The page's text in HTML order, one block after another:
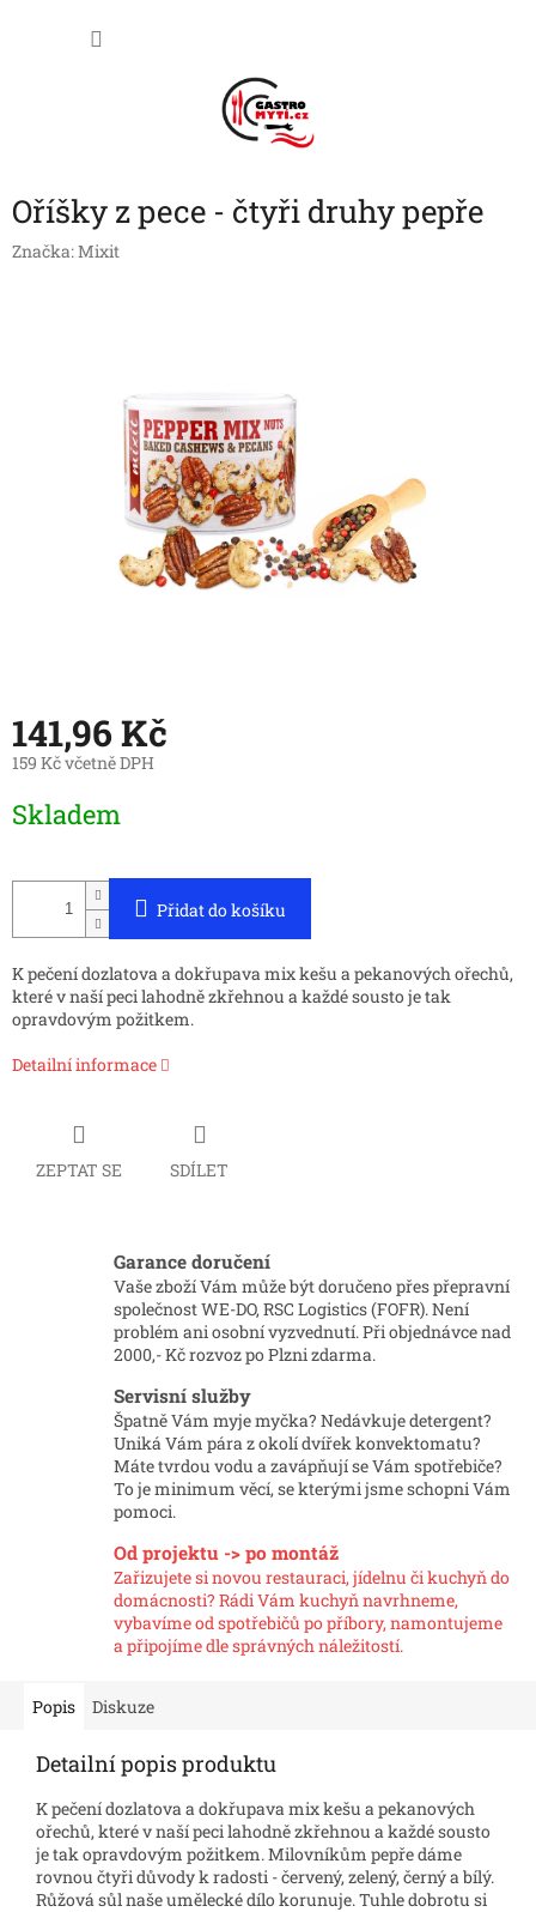
Oříšky z pece - čtyři druhy pepře
Značka:Mixit
141,96 Kč
159 Kč včetně DPH
cena:
Skladem
Přidat do košíku
K pečení dozlatova a dokřupava mix kešu a pekanových ořechů,
které v naší peci lahodně zkřehnou a každé sousto je tak
opravdovým požitkem.
Detailní informace
ZEPTAT SE SDÍLET
Garance doručení
Vaše zboží Vám může být doručeno přes přepravní
společnost WE-DO, RSC Logistics (FOFR). Není
problém ani osobní vyzvednutí. Při objednávce nad
2000,- Kč rozvoz po Plzni zdarma.
Servisní služby
Špatně Vám myje myčka? Nedávkuje detergent?
Uniká Vám pára z okolí dvířek konvektomatu?
Máte tvrdou vodu a zavápňují se Vám spotřebiče?
To je minimum věcí, se kterými jsme schopni Vám
pomoci.
Od projektu -> po montáž
Zařizujete si novou restauraci, jídelnu či kuchyň do
domácnosti? Rádi Vám kuchyň navrhneme,
vybavíme od spotřebičů po příbory, namontujeme
a připojíme dle správných náležitostí.
Popis Diskuze
Detailní popis produktu
K pečení dozlatova a dokřupava mix kešu a pekanových
ořechů, které v naší peci lahodně zkřehnou a každé sousto
je tak opravdovým požitkem. Milovníkům pepře dáme
rovnou čtyři důvody k radosti - červený, zelený, černý a bílý.
Růžová sůl naše umělecké dílo korunuje. Tuhle dobrotu si